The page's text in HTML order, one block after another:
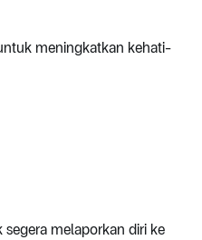
meningkatkan kehati-
melaporkan diri ke